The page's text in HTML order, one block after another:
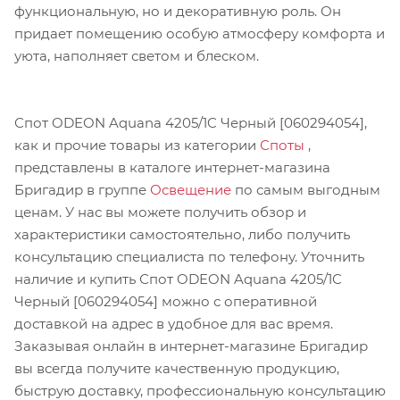
функциональную, но и декоративную роль. Он
придает помещению особую атмосферу комфорта и
уюта, наполняет светом и блеском.
Спот ODEON Aquana 4205/1C Черный [060294054],
как и прочие товары из категории Споты ,
представлены в каталоге интернет-магазина
Бригадир в группе Освещение по самым выгодным
ценам. У нас вы можете получить обзор и
характеристики самостоятельно, либо получить
консультацию специалиста по телефону. Уточнить
наличие и купить Спот ODEON Aquana 4205/1C
Черный [060294054] можно с оперативной
доставкой на адрес в удобное для вас время.
Заказывая онлайн в интернет-магазине Бригадир
вы всегда получите качественную продукцию,
быструю доставку, профессиональную консультацию